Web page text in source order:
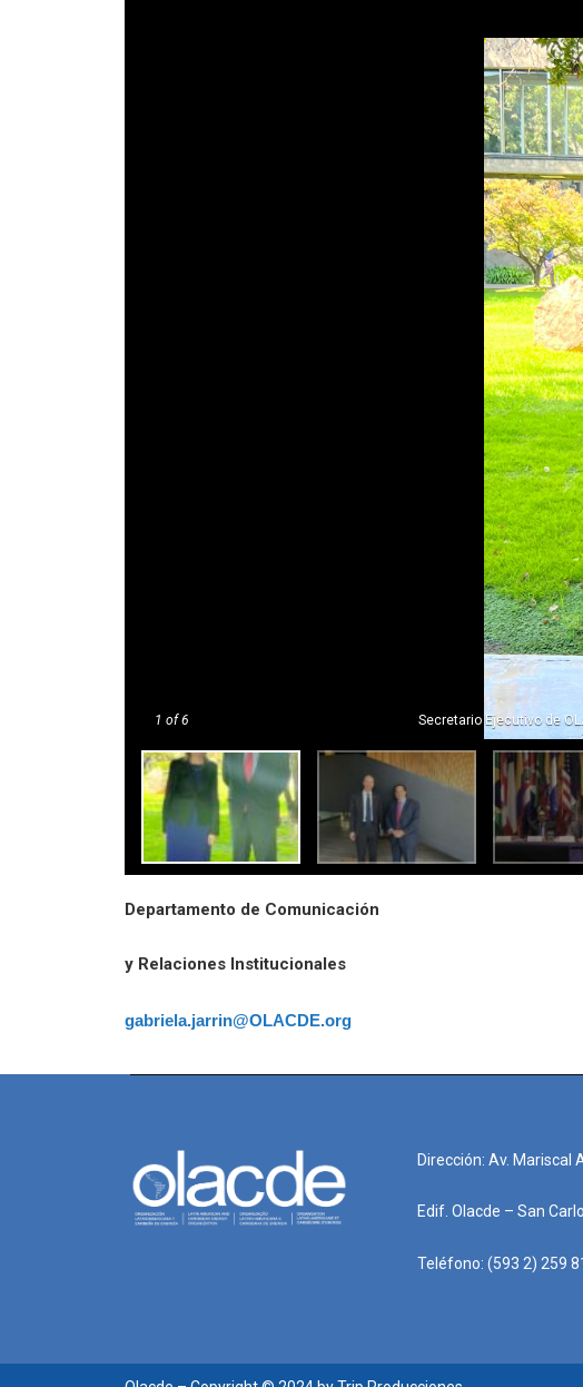
1 of 6 Secretario Ejecutivo de
Departamento de Comunicación
y Relaciones Institucionales
gabriela.jarrin@OLACDE.org
Dirección: Av. Mariscal
Edif. Olacde – San
Teléfono: (593 2) 259